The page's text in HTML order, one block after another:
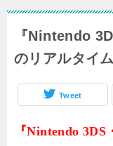
『Nintendo
のリアルタイ
Tweet
『Nintendo